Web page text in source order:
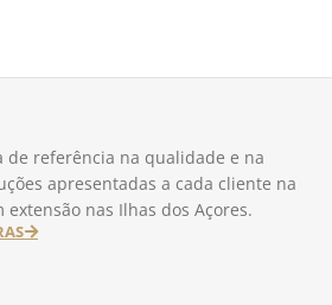
de referência na qualidade e na
apresentadas a cada cliente na
nas Ilhas dos Açores.